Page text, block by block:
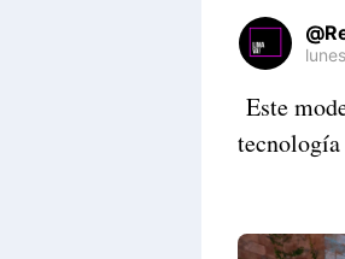
Premium
Raushan
Templates
Este
tecnología